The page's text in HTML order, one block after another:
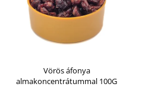
Vörös áfonya
almakoncentrátummal 100G